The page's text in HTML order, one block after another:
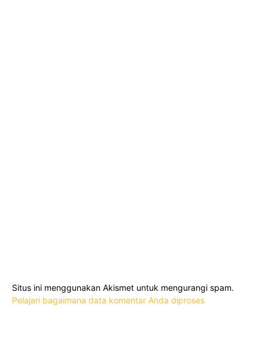
Situs ini menggunakan Akismet untuk mengurangi spam.
Pelajari bagaimana data komentar Anda diproses